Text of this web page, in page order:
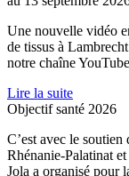
Une nouvelle vidéo
de tissus à
notre chaîne
Lire la suite
Objectif santé 2026
C’est avec le soutien
Rhénanie-Palatinat
Jola a organisé pour